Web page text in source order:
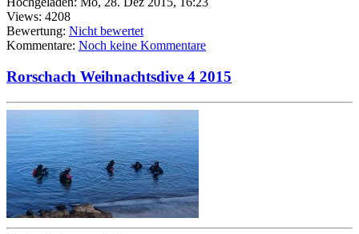
Views: 4208
Bewertung: Nicht bewertet
Kommentare: Noch keine Kommentare
Rorschach Weihnachtsdive 4 2015